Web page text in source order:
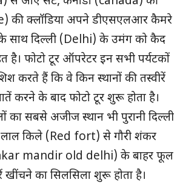
की क्लॉडिया अपने डीएसएलआर कैमरे
साथ दिल्ली (Delhi) के उमंग को कैद
है। फोटो टूर ऑपरेटर इन सभी पर्यटकों
करते हैं कि वे किन स्थानों की तस्वीरें
करने के बाद फोटो टूर शुरू होता है।
का सबसे अजीज स्थान भी पुरानी दिल्ली
किले (Red fort) से गौरी शंकर
mandir old delhi) के बाहर फूल
खींचने का सिलसिला शुरू होता है।